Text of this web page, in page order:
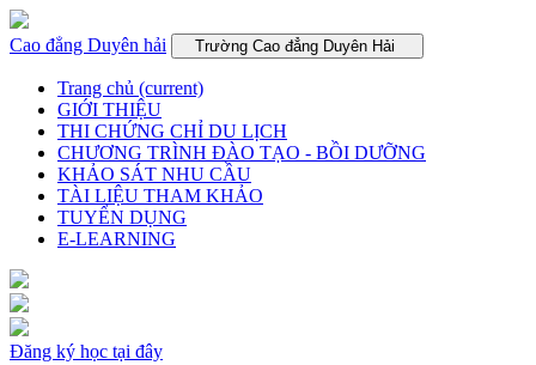
Cao đẳng Duyên hải Trường Cao đẳng Duyên Hải
Trang chủ (current)
GIỚI THIỆU
THI CHỨNG CHỈ DU LỊCH
CHƯƠNG TRÌNH ĐÀO TẠO - BỒI DƯỠNG
KHẢO SÁT NHU CẦU
TÀI LIỆU THAM KHẢO
TUYỂN DỤNG
E-LEARNING
Đăng ký học tại đây